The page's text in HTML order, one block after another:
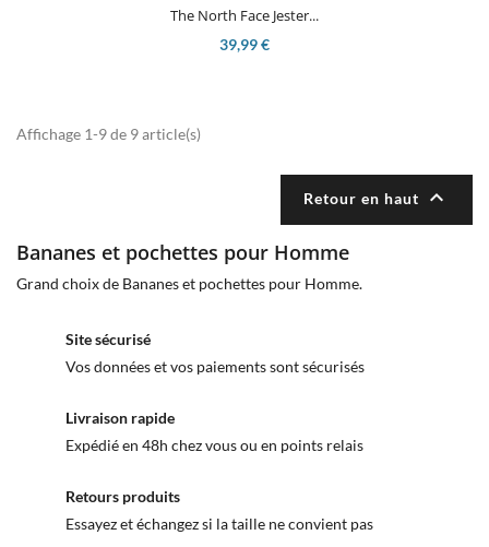
The North Face Jester...
39,99 €
Affichage 1-9 de 9 article(s)
Retour en haut 
Bananes et pochettes pour Homme
Grand choix de Bananes et pochettes pour Homme.
Site sécurisé
Vos données et vos paiements sont sécurisés
Livraison rapide
Expédié en 48h chez vous ou en points relais
Retours produits
Essayez et échangez si la taille ne convient pas